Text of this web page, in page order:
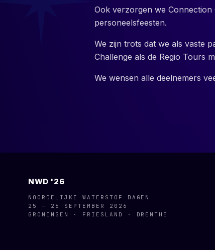
Ook verzorgen we
personeelsfeesten.
We zijn trots dat we als vaste
Challenge als de Regio Tours
We wensen alle deelnemers
NWD '26
NOORDELIJKE WATERSTOF DAGEN
25 — 26 SEPTEMBER 2026
GRONINGEN · FRIESLAND · DRENTHE